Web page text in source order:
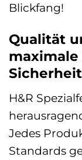
Blickfang!
Qualität
Sicherheit
H&R
Jedes
Standards